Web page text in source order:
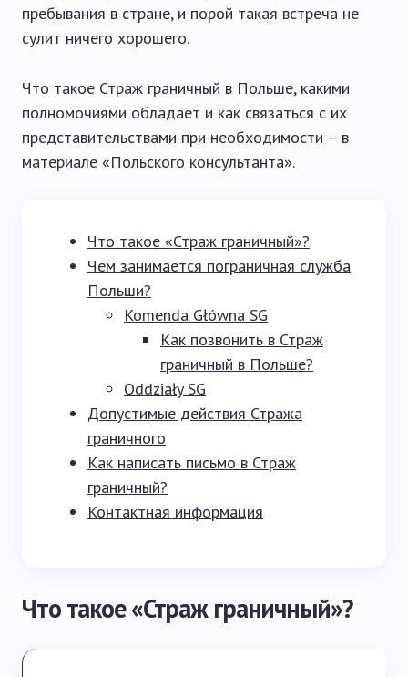
пребывания в стране, и порой такая встреча не
сулит ничего хорошего.
Что такое Страж граничный в Польше, какими
полномочиями обладает и как связаться с их
представительствами при необходимости – в
материале «Польского консультанта».
Что такое «Страж граничный»?
Чем занимается пограничная служба
Польши?
Komenda Główna SG
Как позвонить в Страж
граничный в Польше?
Oddziały SG
Допустимые действия Стража
граничного
Как написать письмо в Страж
граничный?
Контактная информация
Что такое «Страж граничный»?